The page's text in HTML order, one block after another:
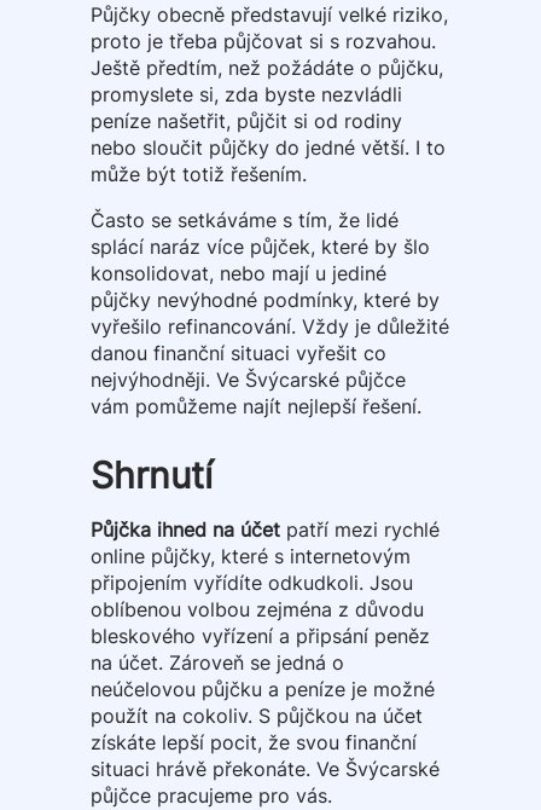
Půjčky obecně představují velké riziko,
proto je třeba půjčovat si s rozvahou.
Ještě předtím, než požádáte o půjčku,
promyslete si, zda byste nezvládli
peníze našetřit, půjčit si od rodiny
nebo sloučit půjčky do jedné větší. I to
může být totiž řešením.
Často se setkáváme s tím, že lidé
splácí naráz více půjček, které by šlo
konsolidovat, nebo mají u jediné
půjčky nevýhodné podmínky, které by
vyřešilo refinancování. Vždy je důležité
danou finanční situaci vyřešit co
nejvýhodněji. Ve Švýcarské půjčce
vám pomůžeme najít nejlepší řešení.
Shrnutí
Půjčka ihned na účet patří mezi rychlé
online půjčky, které s internetovým
připojením vyřídíte odkudkoli. Jsou
oblíbenou volbou zejména z důvodu
bleskového vyřízení a připsání peněz
na účet. Zároveň se jedná o
neúčelovou půjčku a peníze je možné
použít na cokoliv. S půjčkou na účet
získáte lepší pocit, že svou finanční
situaci hrávě překonáte. Ve Švýcarské
půjčce pracujeme pro vás.